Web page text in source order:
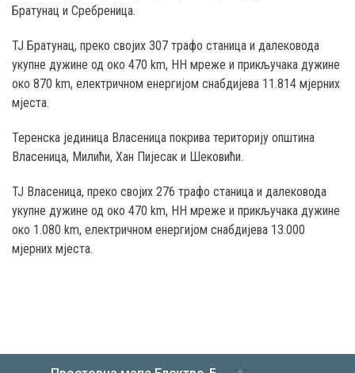
Братунац и Сребреница.
ТЈ Братунац, преко својих 307 трафо станица и далековода
укупне дужине од око 470 km, НН мреже и прикључака дужине
око 870 km, електричном енергијом снабдијева 11.814 мјерних
мјеста.
Теренска јединица Власеница покрива територију општина
Власеница, Милићи, Хан Пијесак и Шековићи.
ТЈ Власеница, преко својих 276 трафо станица и далековода
укупне дужине од око 470 km, НН мреже и прикључака дужине
око 1.080 km, електричном енергијом снабдијева 13.000
мјерних мјеста.